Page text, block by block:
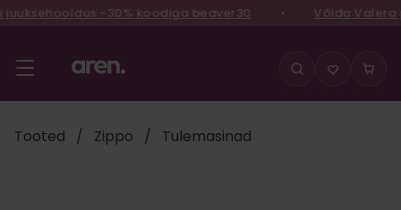
Liigu
juurde
-30% koodiga beaver30 Võida Valera
Tooted / Zippo / Tulemasinad